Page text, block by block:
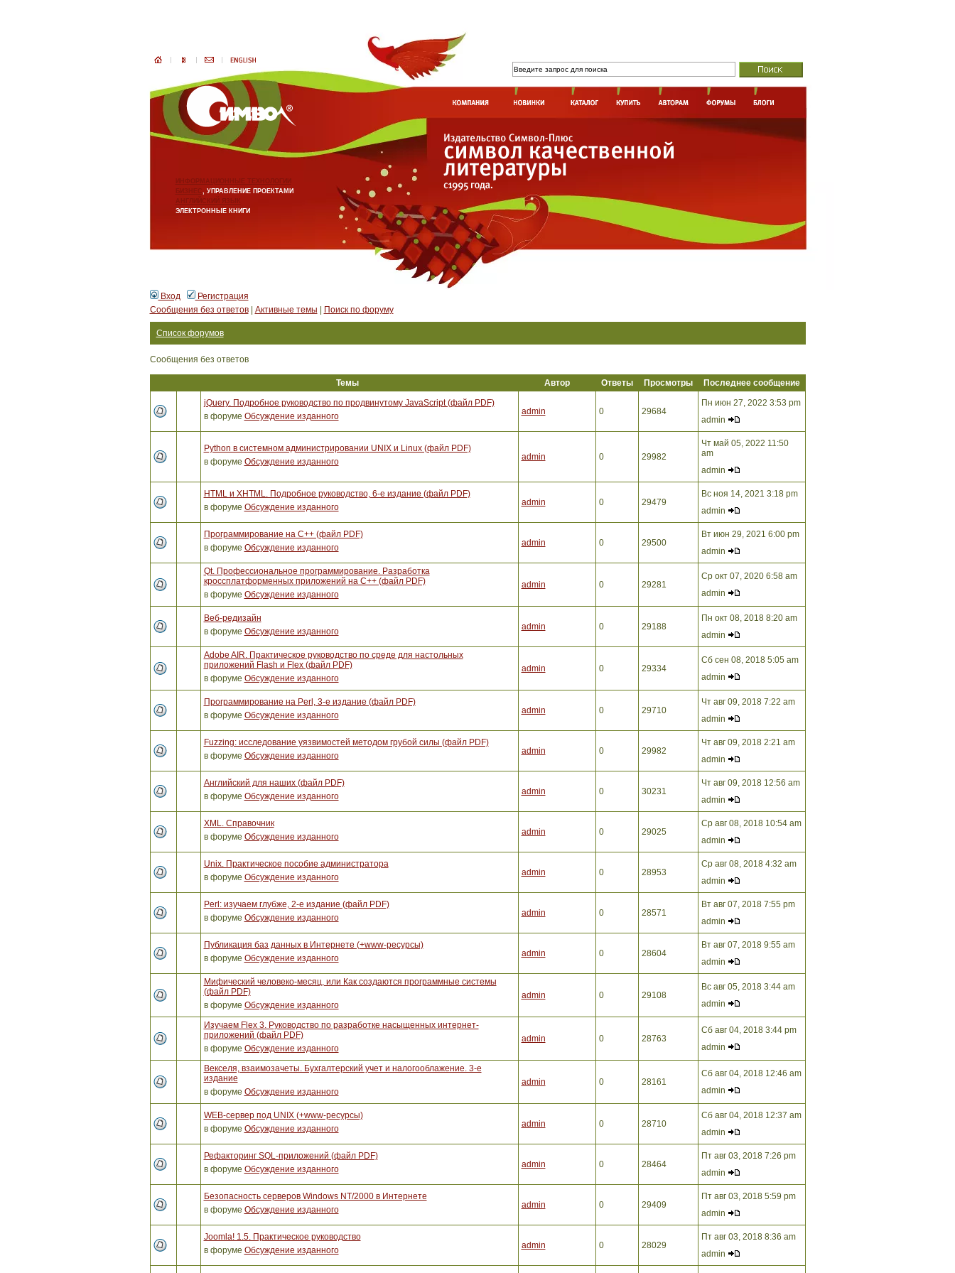
ИНФОРМАЦИОННЫЕ ТЕХНОЛОГИИ
БИЗНЕС, УПРАВЛЕНИЕ ПРОЕКТАМИ
АНГЛИЙСКИЙ ЯЗЫК
ЭЛЕКТРОННЫЕ КНИГИ
Вход
Регистрация
Сообщения без ответов| Активные темы Поиск по форуму
Список форумов
Сообщения без ответов
Темы Автор Ответы Просмотры
Последнее сообщение
jQuery. Подробное руководство по продвинутому JavaScript (файл PDF)
в форуме Обсуждение изданного admin 0 29684
Пн июн 27, 2022 3:53 pm
admin
Python в системном администрировании UNIX и Linux (файл PDF)
в форуме Обсуждение изданного admin 0 29982
Чт май 05, 2022 11:50
am
admin
HTML и XHTML. Подробное руководство, 6-е издание (файл PDF)
в форуме Обсуждение изданного admin 0 29479
Вс ноя 14, 2021 3:18 pm
admin
Программирование на C++ (файл PDF)
в форуме Обсуждение изданного admin 0 29500
Вт июн 29, 2021 6:00 pm
admin
Qt. Профессиональное программирование. Разработка
кроссплатформенных приложений на С++ (файл PDF)
в форуме Обсуждение изданного
admin 0 29281
Ср окт 07, 2020 6:58 am
admin
Веб-редизайн
в форуме Обсуждение изданного admin 0 29188
Пн окт 08, 2018 8:20 am
admin
Adobe AIR. Практическое руководство по среде для настольных
приложений Flash и Flex (файл PDF)
в форуме Обсуждение изданного
admin 0 29334
Сб сен 08, 2018 5:05 am
admin
Программирование на Perl, 3-е издание (файл PDF)
в форуме Обсуждение изданного admin 0 29710
Чт авг 09, 2018 7:22 am
admin
Fuzzing: исследование уязвимостей методом грубой силы (файл PDF)
в форуме Обсуждение изданного admin 0 29982
Чт авг 09, 2018 2:21 am
admin
Английский для наших (файл PDF)
в форуме Обсуждение изданного admin 0 30231
Чт авг 09, 2018 12:56 am
admin
XML. Справочник
в форуме Обсуждение изданного admin 0 29025
Ср авг 08, 2018 10:54 am
admin
Unix. Практическое пособие администратора
в форуме Обсуждение изданного admin 0 28953
Ср авг 08, 2018 4:32 am
admin
Perl: изучаем глубже, 2-е издание (файл PDF)
в форуме Обсуждение изданного admin 0 28571
Вт авг 07, 2018 7:55 pm
admin
Публикация баз данных в Интернете (+www-ресурсы)
в форуме Обсуждение изданного admin 0 28604
Вт авг 07, 2018 9:55 am
admin
Мифический человеко-месяц, или Как создаются программные системы
(файл PDF)
в форуме Обсуждение изданного
admin 0 29108
Вс авг 05, 2018 3:44 am
admin
Изучаем Flex 3. Руководство по разработке насыщенных интернет-
приложений (файл PDF)
в форуме Обсуждение изданного
admin 0 28763
Сб авг 04, 2018 3:44 pm
admin
Векселя, взаимозачеты. Бухгалтерский учет и налогооблажение. 3-е
издание
в форуме Обсуждение изданного
admin 0 28161
Сб авг 04, 2018 12:46 am
admin
WEB-сервер под UNIX (+www-ресурсы)
в форуме Обсуждение изданного admin 0 28710
Сб авг 04, 2018 12:37 am
admin
Рефакторинг SQL-приложений (файл PDF)
в форуме Обсуждение изданного admin 0 28464
Пт авг 03, 2018 7:26 pm
admin
Безопасность серверов Windows NT/2000 в Интернете
в форуме Обсуждение изданного admin 0 29409
Пт авг 03, 2018 5:59 pm
admin
Joomla! 1.5. Практическое руководство
в форуме Обсуждение изданного admin 0 28029
Пт авг 03, 2018 8:36 am
admin